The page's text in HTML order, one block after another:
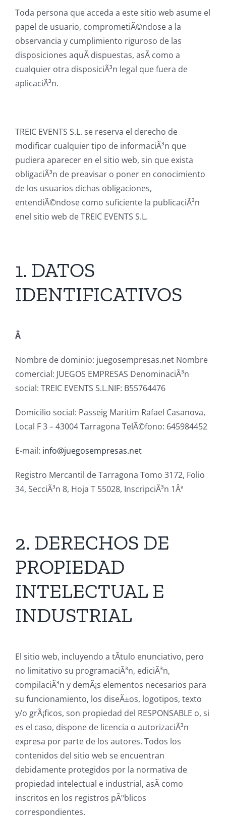
Toda persona que acceda a este sitio web asume el
papel de usuario, comprometiÃ©ndose a la
observancia y cumplimiento riguroso de las
disposiciones aquÃ­ dispuestas, asÃ­ como a
cualquier otra disposiciÃ³n legal que fuera de
aplicaciÃ³n.
TREIC EVENTS S.L. se reserva el derecho de
modificar cualquier tipo de informaciÃ³n que
pudiera aparecer en el sitio web, sin que exista
obligaciÃ³n de preavisar o poner en conocimiento
de los usuarios dichas obligaciones,
entendiÃ©ndose como suficiente la publicaciÃ³n
enel sitio web de TREIC EVENTS S.L.
1. DATOS
IDENTIFICATIVOS
Â
Nombre de dominio: juegosempresas.net Nombre
comercial: JUEGOS EMPRESAS DenominaciÃ³n
social: TREIC EVENTS S.L.NIF: B55764476
Domicilio social: Passeig Maritim Rafael Casanova,
Local F 3 – 43004 Tarragona TelÃ©fono: 645984452
E-mail: info@juegosempresas.net
Registro Mercantil de Tarragona Tomo 3172, Folio
34, SecciÃ³n 8, Hoja T 55028, InscripciÃ³n 1Âª
2. DERECHOS DE
PROPIEDAD
INTELECTUAL E
INDUSTRIAL
El sitio web, incluyendo a tÃ­tulo enunciativo, pero
no limitativo su programaciÃ³n, ediciÃ³n,
compilaciÃ³n y demÃ¡s elementos necesarios para
su funcionamiento, los diseÃ±os, logotipos, texto
y/o grÃ¡ficos, son propiedad del RESPONSABLE o, si
es el caso, dispone de licencia o autorizaciÃ³n
expresa por parte de los autores. Todos los
contenidos del sitio web se encuentran
debidamente protegidos por la normativa de
propiedad intelectual e industrial, asÃ­ como
inscritos en los registros pÃºblicos
correspondientes.